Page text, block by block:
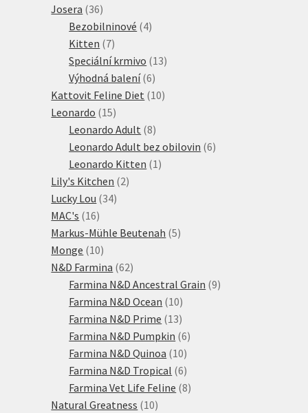
Josera 3636
produktů
Bezobilninové 44
Kitten 77
produktů
Speciální krmivo 1313
Výhodná balení 66
produktů
Kattovit Feline Diet 1010
Leonardo 1515
produktů
Leonardo Adult 88
produktů
Leonardo Adult bez obilovin 66
Leonardo Kitten 1 1
Lily's Kitchen 22
Lucky Lou 3434
MAC's 1616
produktů
Markus-Mühle Beutenah 55
Monge 1010
produktů
N&D Farmina 6262
produktů
Farmina N&D Ancestral Grain 99
Farmina N&D Ocean 1010
produktů
Farmina N&D Prime 1313
produktů
Farmina N&D Pumpkin 66
Farmina N&D Quinoa 1010
produktů
Farmina N&D Tropical 66
produktů
Farmina Vet Life Feline 88
Natural Greatness 1010